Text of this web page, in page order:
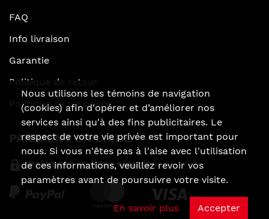
FAQ
Info livraison
Garantie
Politique de retour
Politique de vie privée
PAIEMENT EN LIGNE
Paiement en ligne sécurisé
Nous utilisons les témoins de navigation
(cookies) afin d'opérer et d’améliorer nos
services ainsi qu'à des fins publicitaires. Le
respect de votre vie privée est important pour
nous. Si vous n'êtes pas à l'aise avec l'utilisation
de ces informations, veuillez revoir vos
paramètres avant de poursuivre votre visite.
En savoir plus Accepter